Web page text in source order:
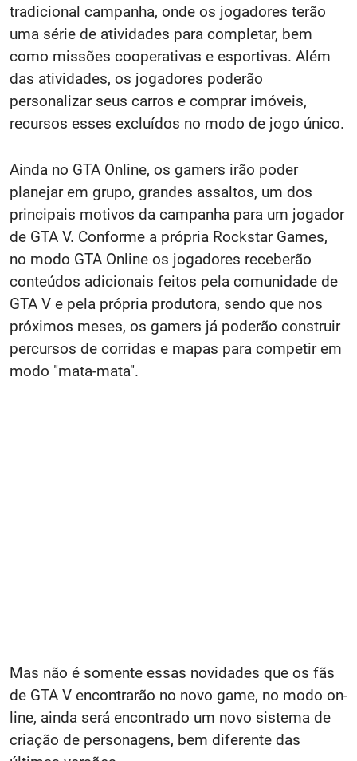
tradicional campanha, onde os jogadores terão
uma série de atividades para completar, bem
como missões cooperativas e esportivas. Além
das atividades, os jogadores poderão
personalizar seus carros e comprar imóveis,
recursos esses excluídos no modo de jogo único.
Ainda no GTA Online, os gamers irão poder
planejar em grupo, grandes assaltos, um dos
principais motivos da campanha para um jogador
de GTA V. Conforme a própria Rockstar Games,
no modo GTA Online os jogadores receberão
conteúdos adicionais feitos pela comunidade de
GTA V e pela própria produtora, sendo que nos
próximos meses, os gamers já poderão construir
percursos de corridas e mapas para competir em
modo "mata-mata".
Mas não é somente essas novidades que os fãs
de GTA V encontrarão no novo game, no modo on-
line, ainda será encontrado um novo sistema de
criação de personagens, bem diferente das